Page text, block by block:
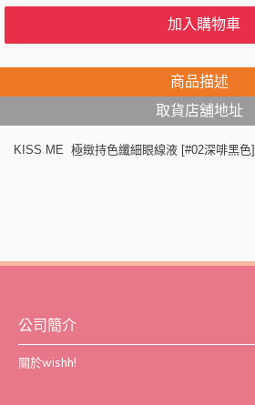
加入購物車
商品描述
取貨店舖地址
KISS ME 極緻持色纖細眼線液 [#02深啡
公司簡介
關於wishh!